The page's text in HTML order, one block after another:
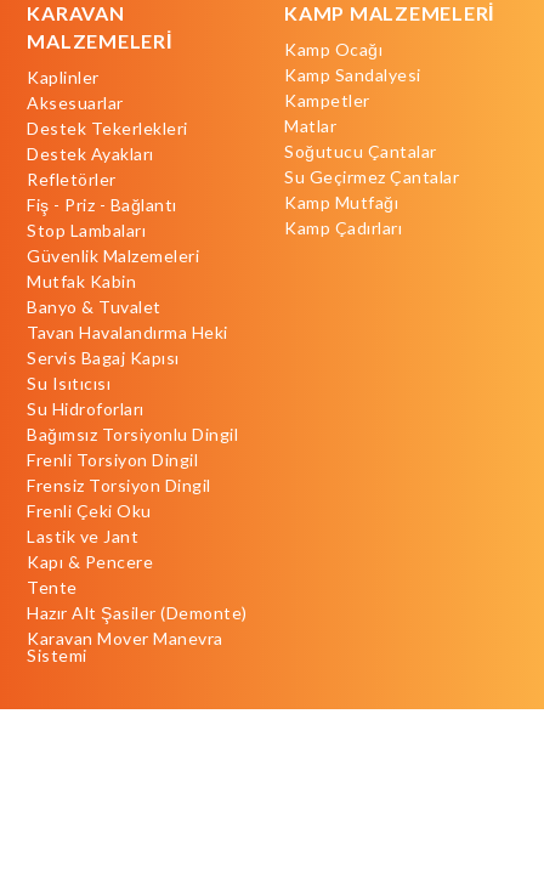
KARAVAN
MALZEMELERİ
Kaplinler
Aksesuarlar
Destek Tekerlekleri
Destek Ayakları
Refletörler
Fiş - Priz - Bağlantı
Stop Lambaları
Güvenlik Malzemeleri
Mutfak Kabin
Banyo & Tuvalet
Tavan Havalandırma Heki
Servis Bagaj Kapısı
Su Isıtıcısı
Su Hidroforları
Bağımsız Torsiyonlu Dingil
Frenli Torsiyon Dingil
Frensiz Torsiyon Dingil
Frenli Çeki Oku
Lastik ve Jant
Kapı & Pencere
Tente
Hazır Alt Şasiler (Demonte)
Karavan Mover Manevra
Sistemi
KAMP MALZEMELERİ
Kamp Ocağı
Kamp Sandalyesi
Kampetler
Matlar
Soğutucu Çantalar
Su Geçirmez Çantalar
Kamp Mutfağı
Kamp Çadırları